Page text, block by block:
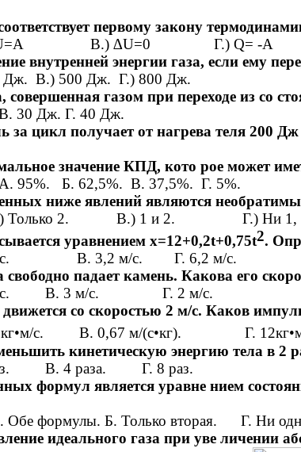
первому закону
∆U=A В.) ∆U=0 Г.) Q= -A
внутренней энергии газа, если ему
Дж. В.) 500 Дж. Г.) 800 Дж.
газом при переходе из со
30 Дж. Г. 40 Дж.
за цикл получает от нагрева теля 200
значение КПД, кото рое может
95%. Б. 62,5%. В. 37,5%. Г. 5%.
ниже явлений являются
Только 2. В.) 1 и 2. Г.) Ни 1,
уравнением х=12+0,2t+0,75t2.
с. В. 3,2 м/с. Г. 6,2 м/с.
падает камень. Какова его
с. В. 3 м/с. Г. 2 м/с.
со скоростью 2 м/с. Каков
кг•м/с. В. 0,67 м/(с•кг). Г.
кинетическую энергию тела в 2
В. 4 раза. Г. 8 раз.
формул является уравне нием
формулы. Б. Только вторая. Г. Ни
идеального газа при уве личении